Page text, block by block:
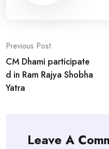
Post
navigation
Previous Post
CM Dhami participate
d in Ram Rajya Shobha
Yatra
Leave A